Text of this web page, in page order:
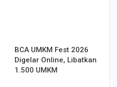
BCA UMKM Fest 2026
Digelar Online, Libatkan
1.500 UMKM